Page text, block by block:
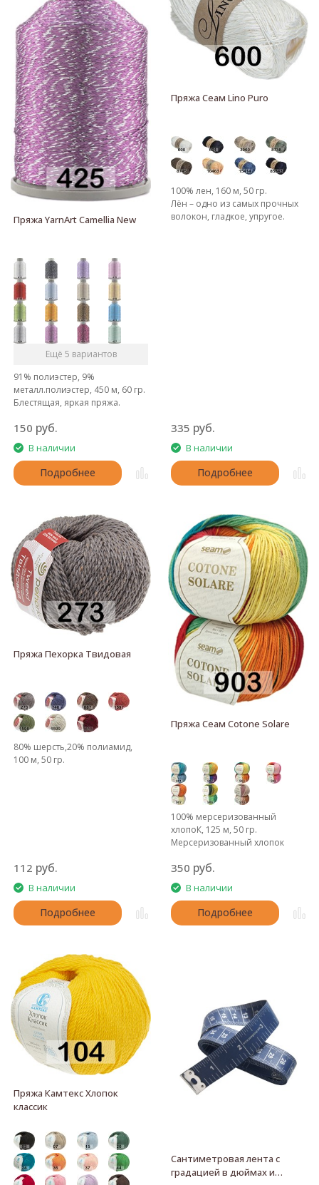
Пряжа YarnArt Camellia New
Ещё 5 вариантов
91% полиэстер, 9%
металл.полиэстер, 450 м, 60 гр.
Блестящая, яркая пряжа.
отделки вечерних нарядов.
150 руб.
В наличии
Подробнее
Пряжа Сеам Lino Puro
100% лен, 160 м, 50 гр.
Лён – одно из самых прочных
волокон, гладкое, упругое.
335 руб.
В наличии
Подробнее
Пряжа Пехорка Твидовая
80% шерсть,20% полиамид,
100 м, 50 гр.
112 руб.
В наличии
Подробнее
Пряжа Сеам Cotone Solare
100% мерсеризованный
хлопоК, 125 м, 50 гр.
Мерсеризованный хлопок
350 руб.
В наличии
Подробнее
Пряжа Камтекс Хлопок
классик
Сантиметровая лента с
градацией в дюймах и